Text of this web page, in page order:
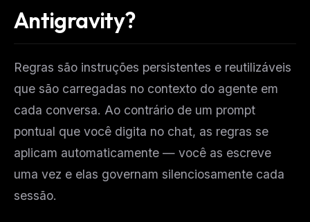
Antigravity?
Regras são instruções persistentes e reutilizáveis
que são carregadas no contexto do agente em
cada conversa. Ao contrário de um prompt
pontual que você digita no chat, as regras se
aplicam automaticamente — você as escreve
uma vez e elas governam silenciosamente cada
sessão.